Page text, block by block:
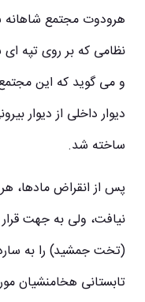
هرودوت مجتمع شاهانه
نظامی که بر روی تپه‌
و می‌ گوید که این
دیوار داخلی از دیوار
ساخته شد.
پس از انقراض مادها،
نیافت، ولی به جهت
(تخت جمشید) را به
تابستانی هخامنشیان